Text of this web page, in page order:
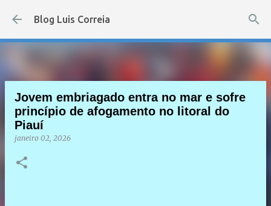
Pular para o conteúdo principal
Blog Luis Correia
Jovem embriagado entra no mar e sofre
princípio de afogamento no litoral do
Piauí
janeiro 02, 2026